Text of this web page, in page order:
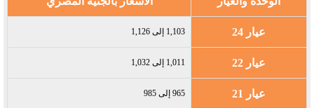
عيار 24 1,103 إلى 1,126
عيار 22 1,011 إلى 1,032
عيار 21 965 إلى 985